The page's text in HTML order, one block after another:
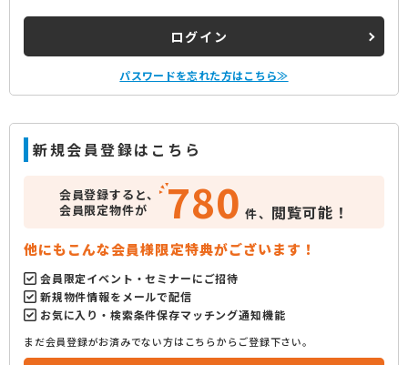
ログイン
パスワードを忘れた方はこちら≫
新規会員登録はこちら
会員登録すると、
会員限定物件が
780 件、 閲覧可能！
他にもこんな会員様限定特典がございます！
会員限定イベント・セミナーにご招待
新規物件情報をメールで配信
お気に入り・検索条件保存マッチング通知機能
まだ会員登録がお済みでない方はこちらからご登録下さい。